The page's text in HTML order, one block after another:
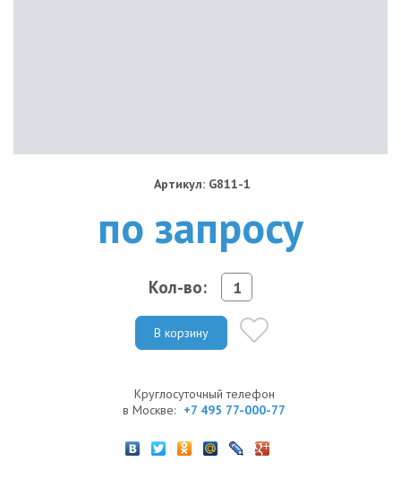
Артикул: G811-1
по запросу
Кол-во:
В корзину
Круглосуточный телефон
в Москве: +7 495 77-000-77